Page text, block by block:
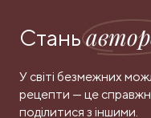
Стань
У світі безмежних
рецепти — це
поділитися з іншими.